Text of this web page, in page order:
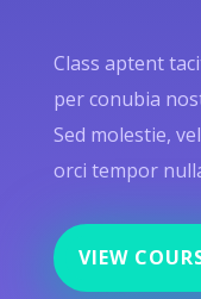
Class aptent
per conubia
Sed molestie,
orci tempor
VIEW